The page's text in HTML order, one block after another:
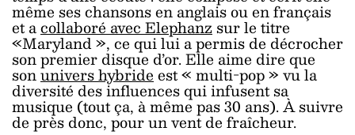
même ses chansons en anglais ou en français
et acollaboré avec Elephanz sur le titre
«Maryland », ce qui lui a permis de décrocher
son premier disque d’or. Elle aime dire que
sonunivers hybrideest « multi-pop » vu la
diversité des influences qui infusent sa
musique (tout ça, à même pas 30 ans). À suivre
de près donc, pour un vent de fraîcheur.